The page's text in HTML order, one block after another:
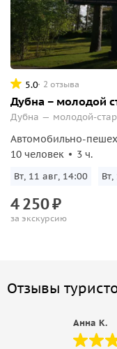
5.0 2 отзыва
Дубна – молодой
Дубна — молодой-
Автомобильно-
10 человек
3 ч.
Вт, 11 авг, 14:00
4250₽
за экскурсию
Отзывы
Анна К.